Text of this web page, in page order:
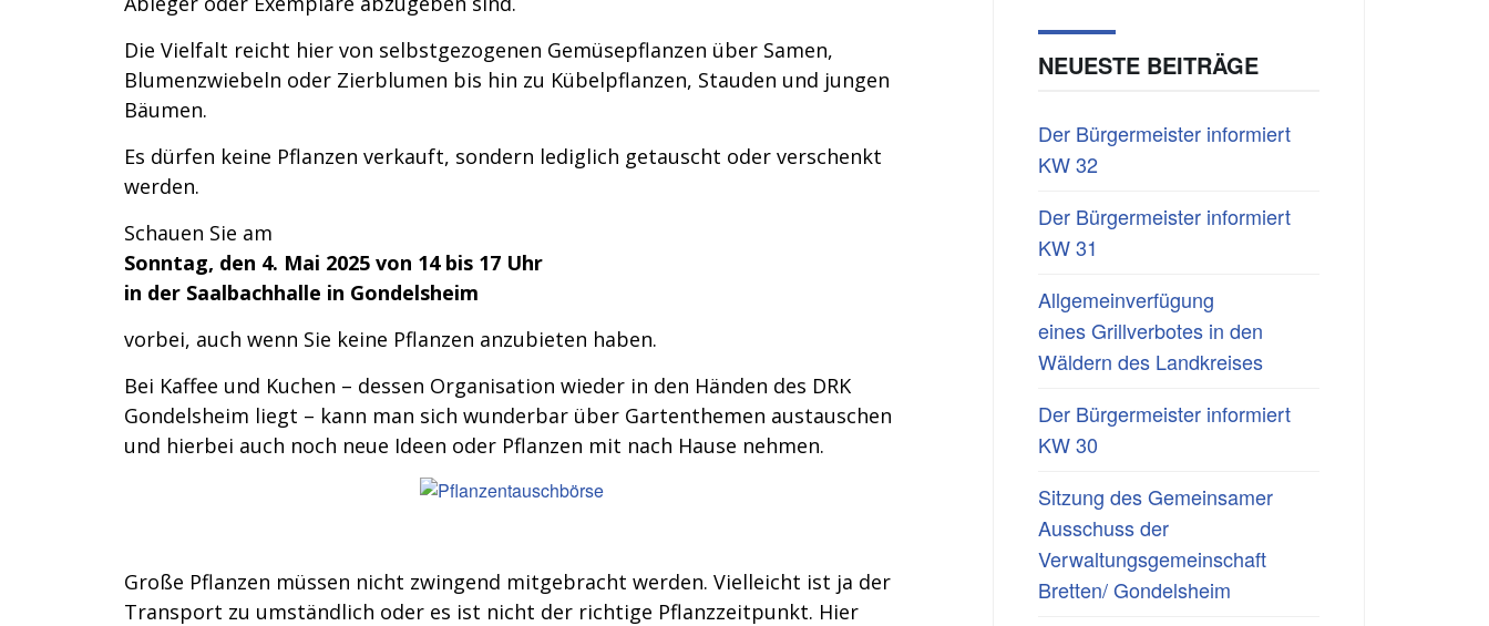
Die Vielfalt reicht hier von selbstgezogenen Gemüsepflanzen über Samen,
Blumenzwiebeln oder Zierblumen bis hin zu Kübelpflanzen, Stauden und jungen
Bäumen.
Es dürfen keine Pflanzen verkauft, sondern lediglich getauscht oder verschenkt
werden.
Schauen Sie am
Sonntag, den 4. Mai 2025 von 14 bis 17 Uhr
in der Saalbachhalle in Gondelsheim
vorbei, auch wenn Sie keine Pflanzen anzubieten haben.
Bei Kaffee und Kuchen – dessen Organisation wieder in den Händen des DRK
Gondelsheim liegt – kann man sich wunderbar über Gartenthemen austauschen
und hierbei auch noch neue Ideen oder Pflanzen mit nach Hause nehmen.
Große Pflanzen müssen nicht zwingend mitgebracht werden. Vielleicht ist ja der
Transport zu umständlich oder es ist nicht der richtige Pflanzzeitpunkt. Hier
NEUESTE BEITRÄGE
Der Bürgermeister informiert
KW 32
Der Bürgermeister informiert
KW 31
Allgemeinverfügung
eines Grillverbotes in den
Wäldern des Landkreises
Der Bürgermeister informiert
KW 30
Sitzung des Gemeinsamer
Ausschuss der
Verwaltungsgemeinschaft
Bretten/ Gondelsheim